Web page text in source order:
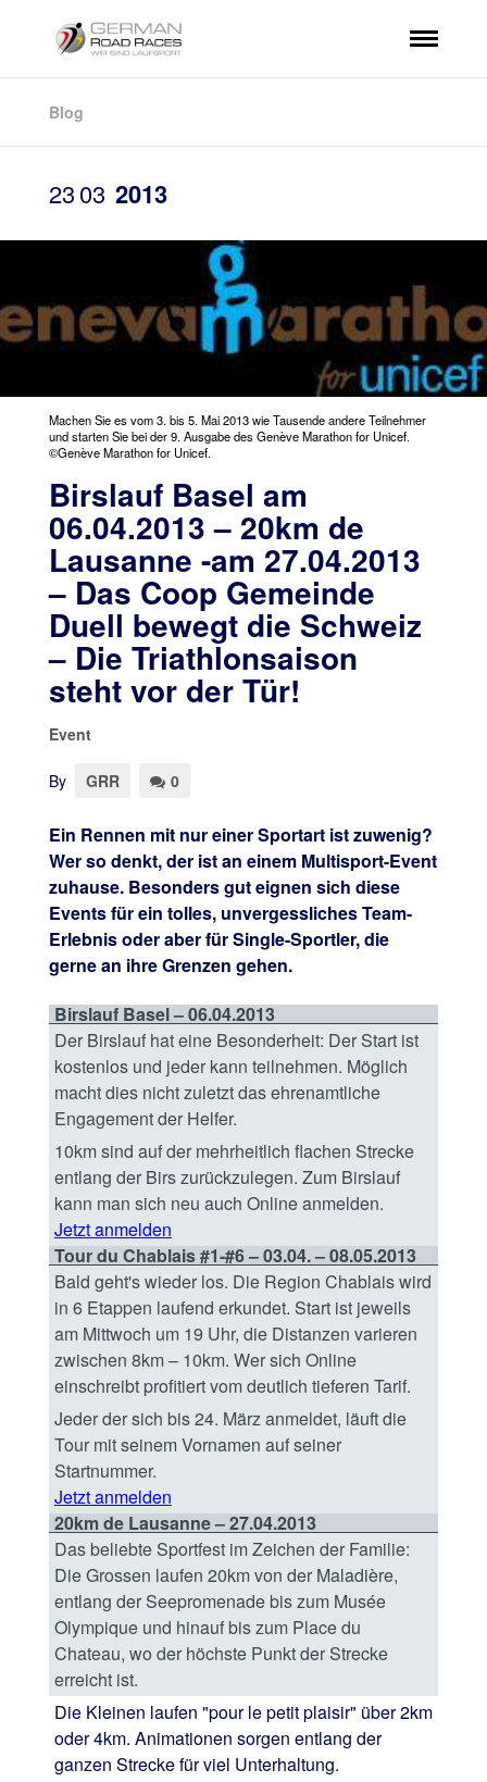
Blog
2303 2013
Machen Sie es vom 3. bis 5. Mai 2013 wie Tausende andere Teilnehmer
und starten Sie bei der 9. Ausgabe des Genève Marathon for Unicef.
©Genève Marathon for Unicef.
Birslauf Basel am
06.04.2013 – 20km de
Lausanne -am 27.04.2013
– Das Coop Gemeinde
Duell bewegt die Schweiz
– Die Triathlonsaison
steht vor der Tür!
Event
By GRR 0
Ein Rennen mit nur einer Sportart ist zuwenig?
Wer so denkt, der ist an einem Multisport-Event
zuhause. Besonders gut eignen sich diese
Events für ein tolles, unvergessliches Team-
Erlebnis oder aber für Single-Sportler, die
gerne an ihre Grenzen gehen.
Birslauf Basel – 06.04.2013
Der Birslauf hat eine Besonderheit: Der Start ist
kostenlos und jeder kann teilnehmen. Möglich
macht dies nicht zuletzt das ehrenamtliche
Engagement der Helfer.
10km sind auf der mehrheitlich flachen Strecke
entlang der Birs zurückzulegen. Zum Birslauf
kann man sich neu auch Online anmelden.
Jetzt anmelden
Tour du Chablais #1-#6 – 03.04. – 08.05.2013
Bald geht's wieder los. Die Region Chablais wird
in 6 Etappen laufend erkundet. Start ist jeweils
am Mittwoch um 19 Uhr, die Distanzen varieren
zwischen 8km – 10km. Wer sich Online
einschreibt profitiert vom deutlich tieferen Tarif.
Jeder der sich bis 24. März anmeldet, läuft die
Tour mit seinem Vornamen auf seiner
Startnummer.
Jetzt anmelden
20km de Lausanne – 27.04.2013
Das beliebte Sportfest im Zeichen der Familie:
Die Grossen laufen 20km von der Maladière,
entlang der Seepromenade bis zum Musée
Olympique und hinauf bis zum Place du
Chateau, wo der höchste Punkt der Strecke
erreicht ist.
Die Kleinen laufen "pour le petit plaisir" über 2km
oder 4km. Animationen sorgen entlang der
ganzen Strecke für viel Unterhaltung.